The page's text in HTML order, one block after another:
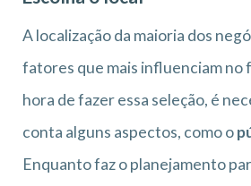
A localização da maioria dos
fatores que mais influenciam no
hora de fazer essa seleção, é
conta alguns aspectos, como o
Enquanto faz o planejamento